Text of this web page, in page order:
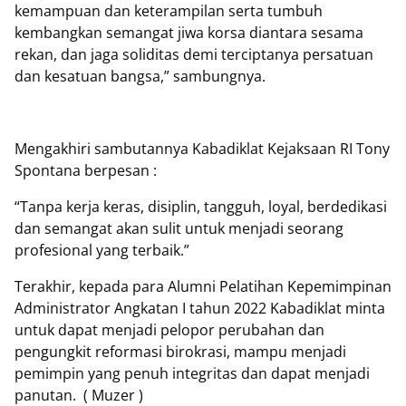
kemampuan dan keterampilan serta tumbuh
kembangkan semangat jiwa korsa diantara sesama
rekan, dan jaga soliditas demi terciptanya persatuan
dan kesatuan bangsa,” sambungnya.
Mengakhiri sambutannya Kabadiklat Kejaksaan RI Tony
Spontana berpesan :
“Tanpa kerja keras, disiplin, tangguh, loyal, berdedikasi
dan semangat akan sulit untuk menjadi seorang
profesional yang terbaik.”
Terakhir, kepada para Alumni Pelatihan Kepemimpinan
Administrator Angkatan I tahun 2022 Kabadiklat minta
untuk dapat menjadi pelopor perubahan dan
pengungkit reformasi birokrasi, mampu menjadi
pemimpin yang penuh integritas dan dapat menjadi
panutan. ( Muzer )